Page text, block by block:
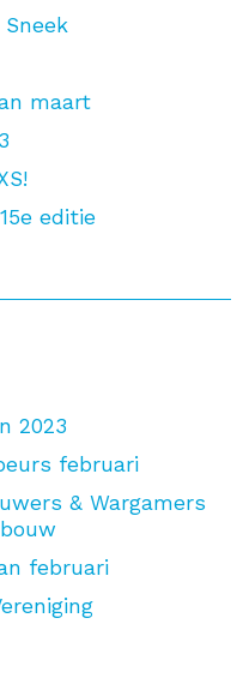
maart
editie
2023
februari
& Wargamers
februari